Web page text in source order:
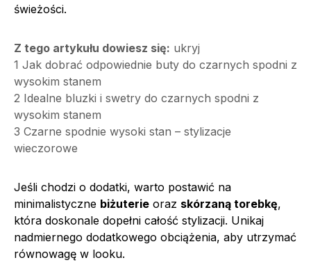
świeżości.
Z tego artykułu dowiesz się: ukryj
1 Jak dobrać odpowiednie buty do czarnych spodni z
wysokim stanem
2 Idealne bluzki i swetry do czarnych spodni z
wysokim stanem
3 Czarne spodnie wysoki stan – stylizacje
wieczorowe
Jeśli chodzi o dodatki, warto postawić na
minimalistyczne biżuterie oraz skórzaną torebkę,
która doskonale dopełni całość stylizacji. Unikaj
nadmiernego dodatkowego obciążenia, aby utrzymać
równowagę w looku.